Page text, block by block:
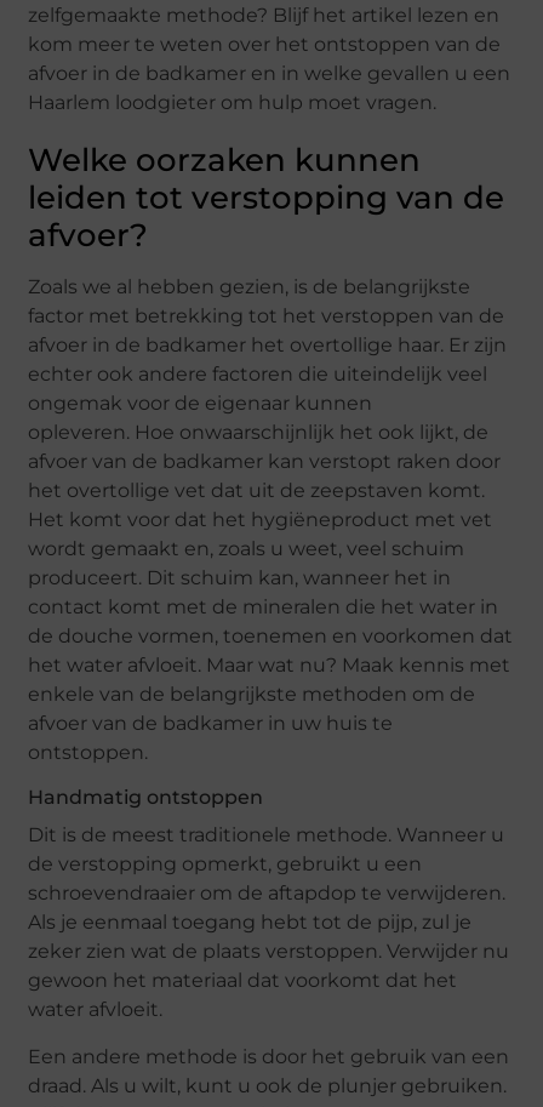
zelfgemaakte methode? Blijf het artikel lezen en
kom meer te weten over het ontstoppen van de
afvoer in de badkamer en in welke gevallen u een
Haarlem loodgieter om hulp moet vragen.
Welke oorzaken kunnen
leiden tot verstopping van de
afvoer?
Zoals we al hebben gezien, is de belangrijkste
factor met betrekking tot het verstoppen van de
afvoer in de badkamer het overtollige haar. Er zijn
echter ook andere factoren die uiteindelijk veel
ongemak voor de eigenaar kunnen
opleveren. Hoe onwaarschijnlijk het ook lijkt, de
afvoer van de badkamer kan verstopt raken door
het overtollige vet dat uit de zeepstaven komt.
Het komt voor dat het hygiëneproduct met vet
wordt gemaakt en, zoals u weet, veel schuim
produceert. Dit schuim kan, wanneer het in
contact komt met de mineralen die het water in
de douche vormen, toenemen en voorkomen dat
het water afvloeit. Maar wat nu? Maak kennis met
enkele van de belangrijkste methoden om de
afvoer van de badkamer in uw huis te
ontstoppen.
Handmatig ontstoppen
Dit is de meest traditionele methode. Wanneer u
de verstopping opmerkt, gebruikt u een
schroevendraaier om de aftapdop te verwijderen.
Als je eenmaal toegang hebt tot de pijp, zul je
zeker zien wat de plaats verstoppen. Verwijder nu
gewoon het materiaal dat voorkomt dat het
water afvloeit.
Een andere methode is door het gebruik van een
draad. Als u wilt, kunt u ook de plunjer gebruiken.